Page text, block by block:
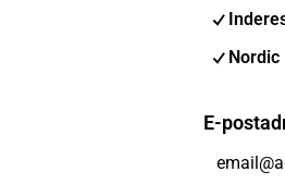
Nordic
E-